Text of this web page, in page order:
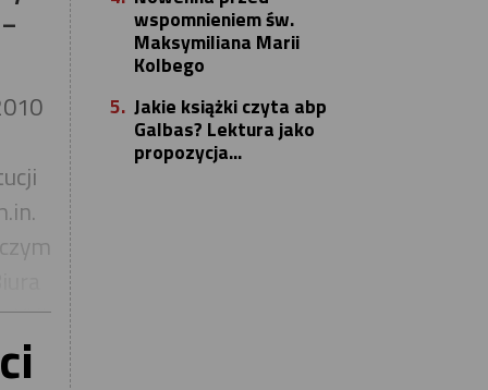
XVI.
wspomnieniem św.
Maksymiliana Marii
Kolbego
5. Jakie książki czyta abp
Galbas? Lektura jako
propozycja...